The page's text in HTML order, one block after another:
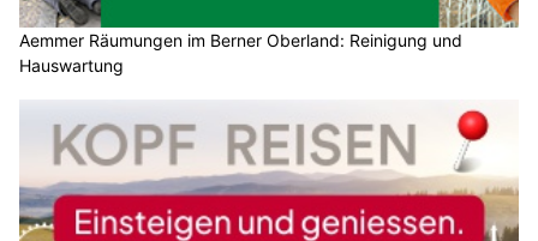
Aemmer Räumungen im Berner Oberland: Reinigung und
Hauswartung